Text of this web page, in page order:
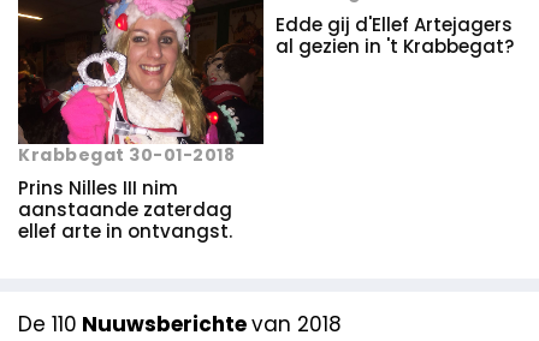
Krabbegat 30-01-2018
Prins Nilles III nim
aanstaande zaterdag
ellef arte in ontvangst.
Edde gij d'Ellef Artejagers
al gezien in 't Krabbegat?
De 110 Nuuwsberichtevan 2018